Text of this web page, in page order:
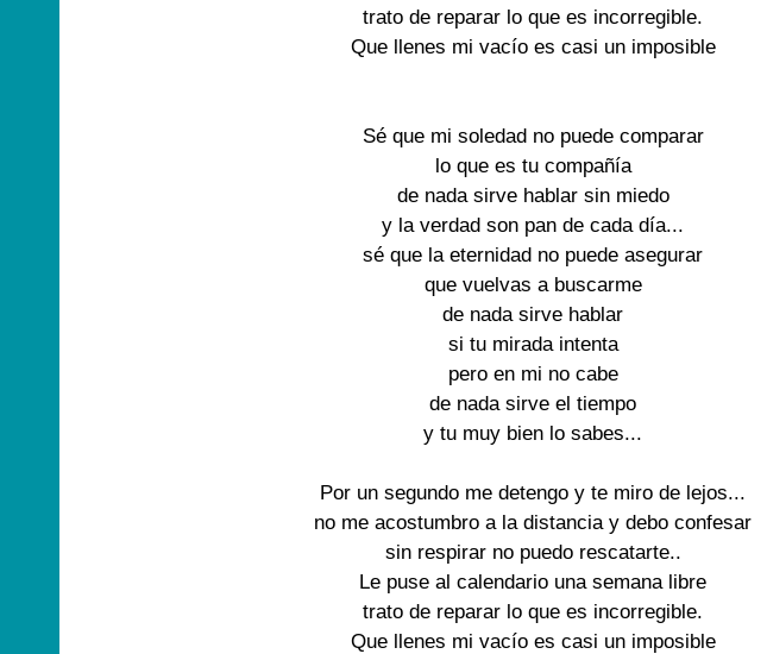
trato de reparar lo que es incorregible.
Que llenes mi vacío es casi un imposible
Sé que mi soledad no puede comparar
lo que es tu compañía
de nada sirve hablar sin miedo
y la verdad son pan de cada día...
sé que la eternidad no puede asegurar
que vuelvas a buscarme
de nada sirve hablar
si tu mirada intenta
pero en mi no cabe
de nada sirve el tiempo
y tu muy bien lo sabes...
Por un segundo me detengo y te miro de lejos...
no me acostumbro a la distancia y debo confesar
sin respirar no puedo rescatarte..
Le puse al calendario una semana libre
trato de reparar lo que es incorregible.
Que llenes mi vacío es casi un imposible